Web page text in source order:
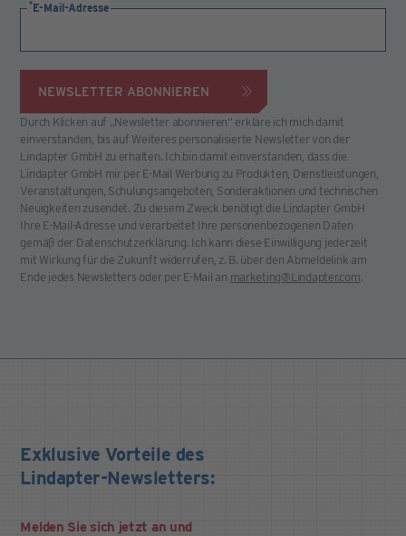
E-Mail-Adresse
NEWSLETTER ABONNIEREN
Durch Klicken auf „Newsletter abonnieren“ erkläre ich mich damit
einverstanden, bis auf Weiteres personalisierte Newsletter von der
Lindapter GmbH zu erhalten. Ich bin damit einverstanden, dass die
Lindapter GmbH mir per E-Mail Werbung zu Produkten, Dienstleistungen,
Veranstaltungen, Schulungsangeboten, Sonderaktionen und technischen
Neuigkeiten zusendet. Zu diesem Zweck benötigt die Lindapter GmbH
Ihre E-Mail-Adresse und verarbeitet Ihre personenbezogenen Daten
gemäß der Datenschutzerklärung. Ich kann diese Einwilligung jederzeit
mit Wirkung für die Zukunft widerrufen, z. B. über den Abmeldelink am
Ende jedes Newsletters oder per E-Mail an marketing@Lindapter.com.
Exklusive Vorteile des
Lindapter-Newsletters:
Melden Sie sich jetzt an und